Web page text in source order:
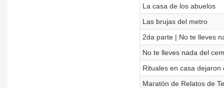
La casa de los abuelos
Las brujas del metro
2da parte | No te lleves
No te lleves nada del
Rituales en casa dejaron
Maratón de Relatos de